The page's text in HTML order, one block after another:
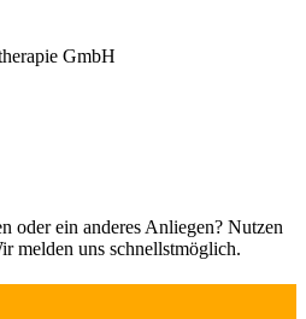
GmbH
oder ein anderes Anliegen? Nutzen
melden uns schnellstmöglich.